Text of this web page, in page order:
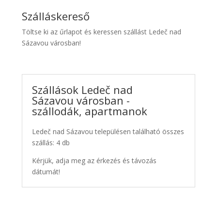
Kiwi
Taxi
Szálláskereső
Töltse ki az űrlapot és keressen szállást Ledeč nad
Sázavou városban!
Szállások Ledeč nad
Sázavou városban -
szállodák, apartmanok
Ledeč nad Sázavou településen található összes
szállás: 4 db
Kérjük, adja meg az érkezés és távozás
dátumát!